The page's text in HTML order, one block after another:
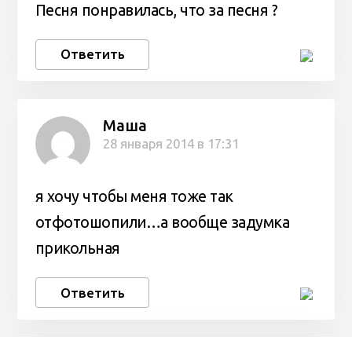
Песня понравилась, что за песня ?
Ответить
Маша
28 января 2014 в 17:31
я хочу чтобы меня тоже так
отфотошопили…а вообще задумка
прикольная
Ответить